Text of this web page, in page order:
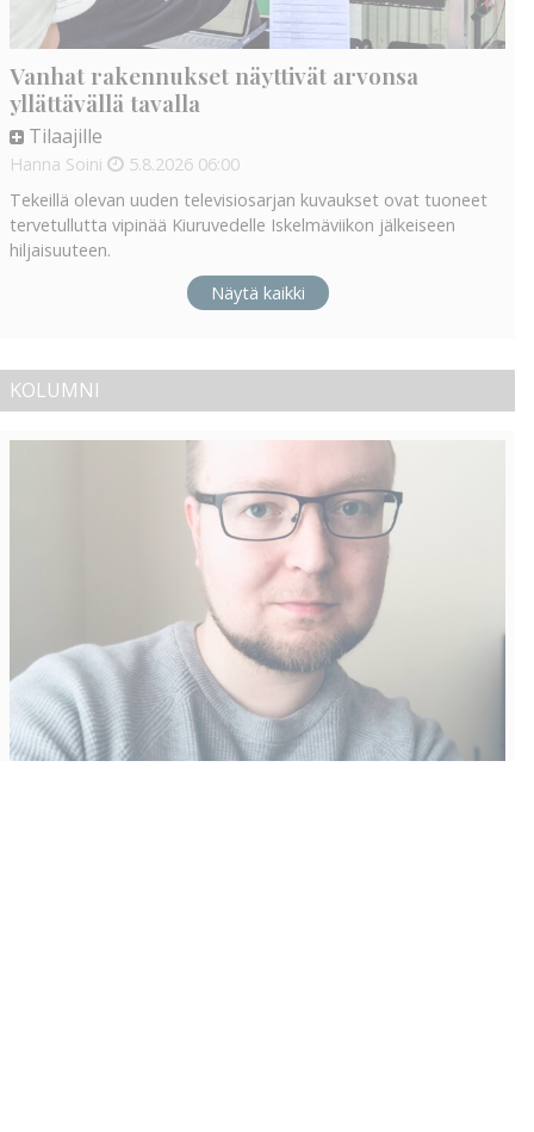
Vanhat rakennukset näyttivät arvonsa
yllättävällä tavalla
Tilaajille
Hanna Soini 5.8.2026 06:00
Tekeillä olevan uuden televisiosarjan kuvaukset ovat tuoneet
tervetullutta vipinää Kiuruvedelle Iskelmäviikon jälkeiseen
hiljaisuuteen.
Näytä kaikki
KOLUMNI